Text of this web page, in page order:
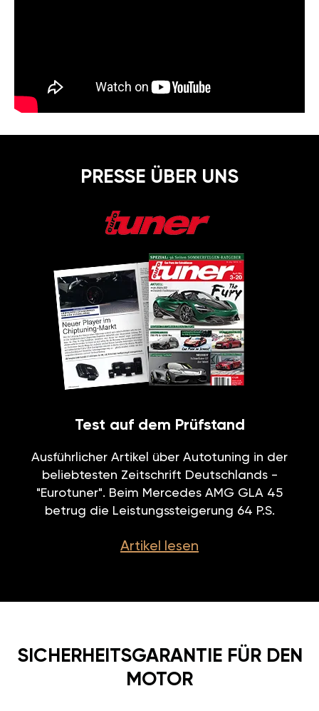
PRESSE ÜBER UNS
Test auf dem Prüfstand
Ausführlicher Artikel über Autotuning in der
beliebtesten Zeitschrift Deutschlands -
"Eurotuner". Beim Mercedes AMG GLA 45
betrug die Leistungssteigerung 64 P.S.
Artikel lesen
SICHERHEITSGARANTIE FÜR DEN
MOTOR